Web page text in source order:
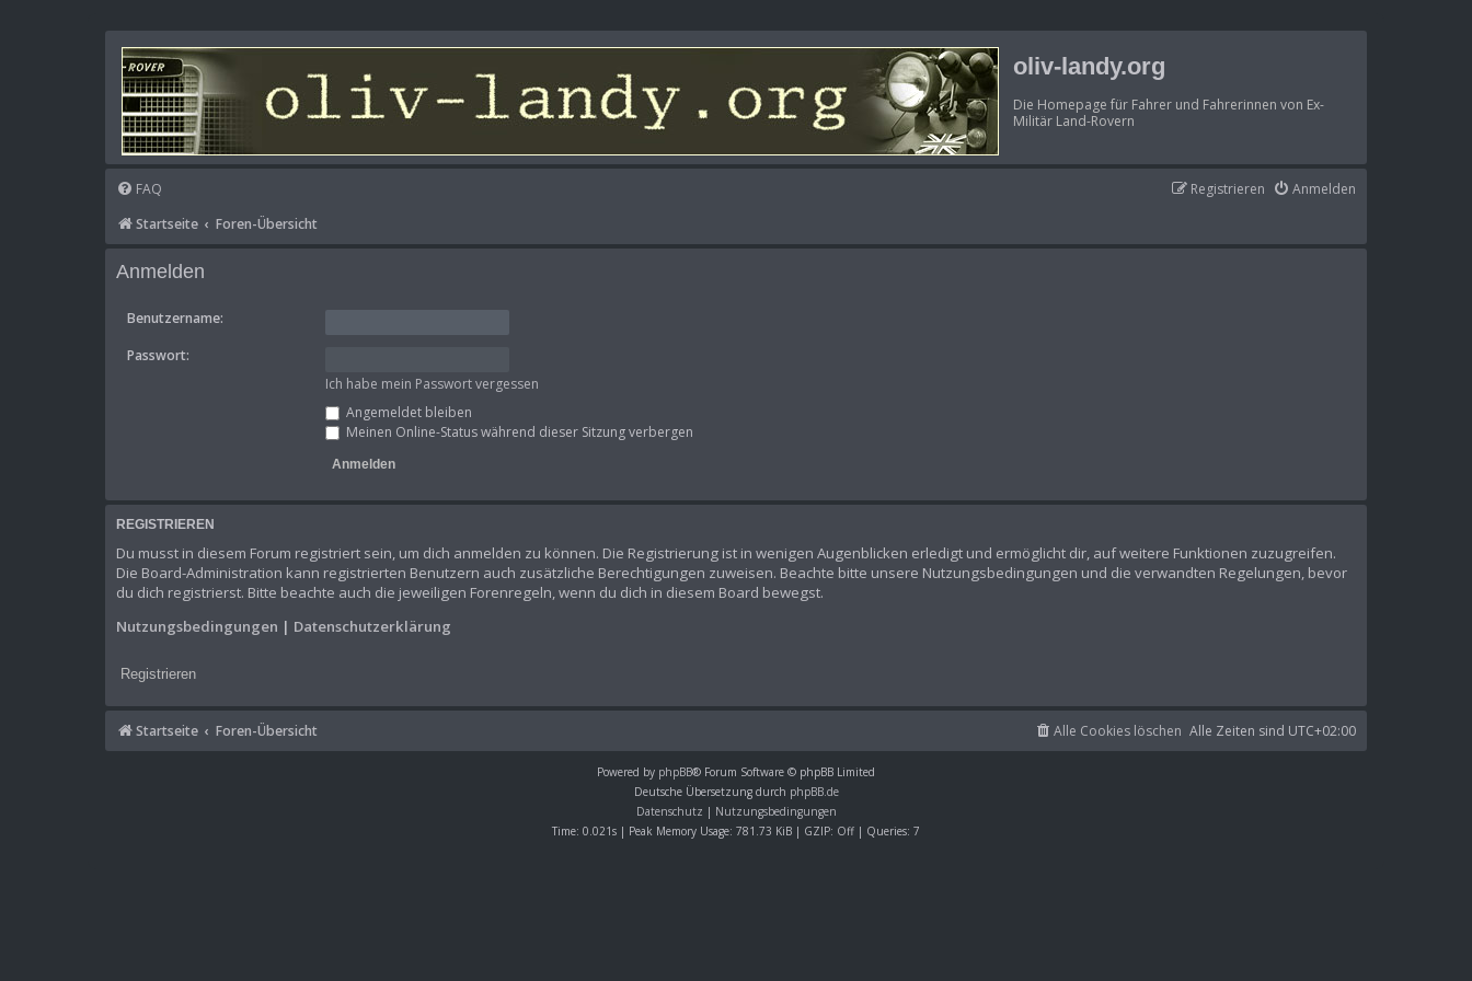
oliv-landy.org
Die Homepage für Fahrer und Fahrerinnen von Ex-
Militär Land-Rovern
FAQ Anmelden
Registrieren
Startseite
Foren-Übersicht
Anmelden
Benutzername:
Passwort:
Ich habe mein Passwort vergessen
Angemeldet bleiben
Meinen Online-Status während dieser Sitzung verbergen
REGISTRIEREN
Du musst in diesem Forum registriert sein, um dich anmelden zu können. Die Registrierung ist in wenigen Augenblicken erledigt und ermöglicht dir, auf weitere Funktionen zuzugreifen.
Die Board-Administration kann registrierten Benutzern auch zusätzliche Berechtigungen zuweisen. Beachte bitte unsere Nutzungsbedingungen und die verwandten Regelungen, bevor
du dich registrierst. Bitte beachte auch die jeweiligen Forenregeln, wenn du dich in diesem Board bewegst.
Nutzungsbedingungen | Datenschutzerklärung
Registrieren
Startseite Foren-Übersicht Alle Zeiten sind UTC+02:00
Alle Cookies löschen
Powered by phpBB® Forum Software © phpBB Limited
Deutsche Übersetzung durch phpBB.de
Datenschutz | Nutzungsbedingungen
Time: 0.021s | Peak Memory Usage: 781.73 KiB | GZIP: Off | Queries: 7